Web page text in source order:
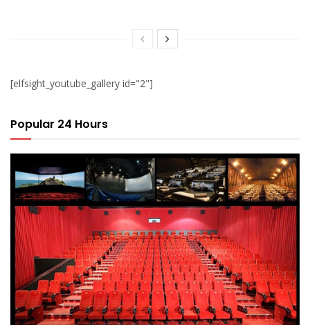
[elfsight_youtube_gallery id="2"]
Popular 24 Hours